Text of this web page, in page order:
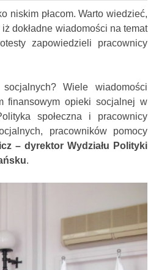
niskim płacom. Warto wiedzieć,
dokładne wiadomości na temat
zapowiedzieli pracownicy
Wiele wiadomości
finansowym opieki socjalnej w
społeczna i pracownicy
pracowników pomocy
– dyrektor Wydziału Polityki
.